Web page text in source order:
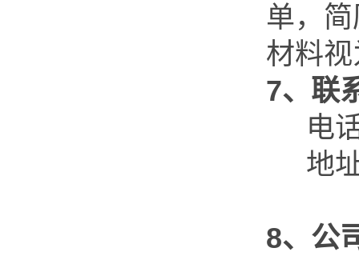
单，
材料
7、联
电
地
8、公